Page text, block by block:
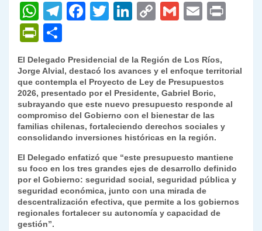
W
h
at
s
A
p
p
T
gr
a
m
F
e
b
o
o
k
T
er
Li
e
dI
n
C
y
Li
n
k
G
l
E
l
P
ri
nt
Fr
ie
n
dl
y
o
m
p
ar
tir
El Delegado Presidencial de la Región de Los Ríos,
Jorge Alvial, destacó los avances y el enfoque territorial
que contempla el Proyecto de Ley de Presupuestos
2026, presentado por el Presidente, Gabriel Boric,
subrayando que este nuevo presupuesto responde al
compromiso del Gobierno con el bienestar de las
familias chilenas, fortaleciendo derechos sociales y
consolidando inversiones históricas en la región.
El Delegado enfatizó que “este presupuesto mantiene
su foco en los tres grandes ejes de desarrollo definido
por el Gobierno: seguridad social, seguridad pública y
seguridad económica, junto con una mirada de
descentralización efectiva, que permite a los gobiernos
regionales fortalecer su autonomía y capacidad de
gestión”.